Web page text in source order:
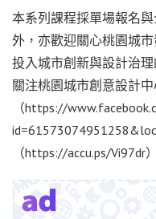
本系列課程採單場報名
外，亦歡迎關心桃園城
投入城市創新與設計治
關注桃園城市創意設計
（https://
（https://accu.ps/Vi97dr